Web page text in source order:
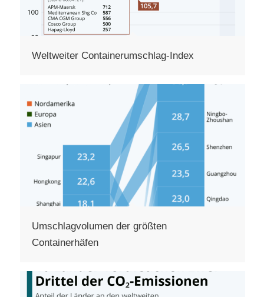
Weltweiter Containerumschlag-Index
Umschlagvolumen der größten
Containerhäfen